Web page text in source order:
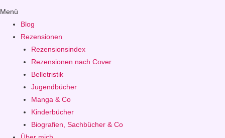
Menü
Blog
Rezensionen
Rezensionsindex
Rezensionen nach Cover
Belletristik
Jugendbücher
Manga & Co
Kinderbücher
Biografien, Sachbücher & Co